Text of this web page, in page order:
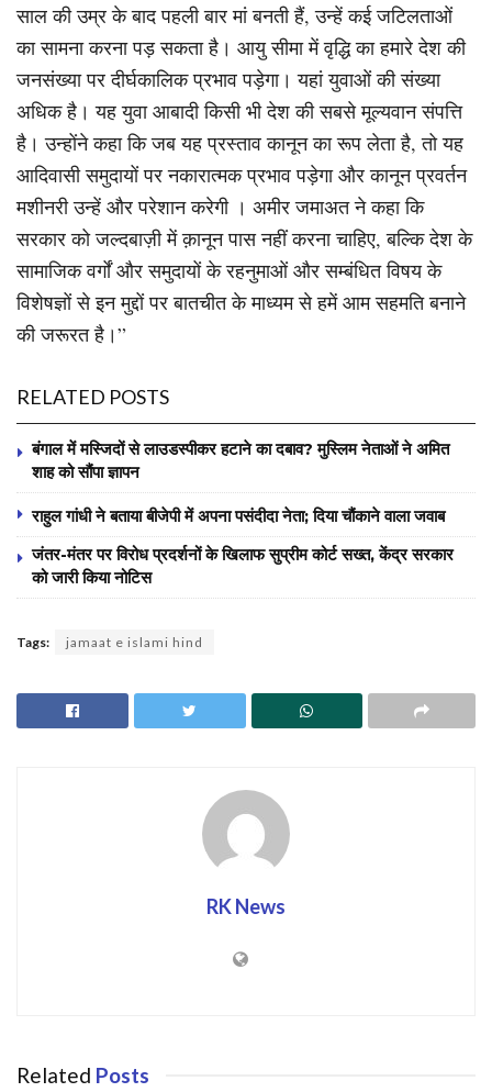
साल की उम्र के बाद पहली बार मां बनती हैं, उन्हें कई जटिलताओं
का सामना करना पड़ सकता है। आयु सीमा में वृद्धि का हमारे देश की
जनसंख्या पर दीर्घकालिक प्रभाव पड़ेगा। यहां युवाओं की संख्या
अधिक है। यह युवा आबादी किसी भी देश की सबसे मूल्यवान संपत्ति
है। उन्होंने कहा कि जब यह प्रस्ताव कानून का रूप लेता है, तो यह
आदिवासी समुदायों पर नकारात्मक प्रभाव पड़ेगा और कानून प्रवर्तन
मशीनरी उन्हें और परेशान करेगी । अमीर जमाअत ने कहा कि
सरकार को जल्दबाज़ी में क़ानून पास नहीं करना चाहिए, बल्कि देश के
सामाजिक वर्गों और समुदायों के रहनुमाओं और सम्बंधित विषय के
विशेषज्ञों से इन मुद्दों पर बातचीत के माध्यम से हमें आम सहमति बनाने
की जरूरत है।”
RELATED POSTS
बंगाल में मस्जिदों से लाउडस्पीकर हटाने का दबाव? मुस्लिम नेताओं ने अमित
शाह को सौंपा ज्ञापन
राहुल गांधी ने बताया बीजेपी में अपना पसंदीदा नेता; दिया चौंकाने वाला जवाब
जंतर-मंतर पर विरोध प्रदर्शनों के खिलाफ सुप्रीम कोर्ट सख्त, केंद्र सरकार
को जारी किया नोटिस
Tags: jamaat e islami hind
RK News
Related Posts